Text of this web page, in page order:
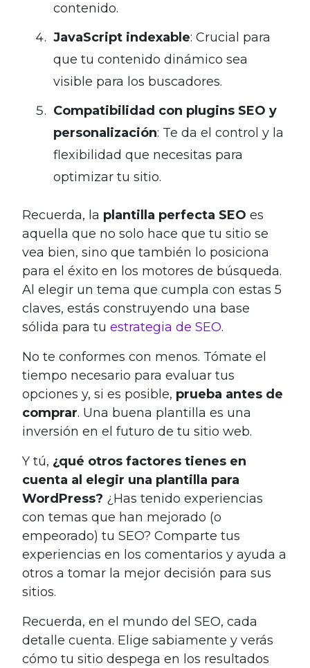
contenido.
JavaScript indexable: Crucial para
que tu contenido dinámico sea
visible para los buscadores.
Compatibilidad con plugins SEO y
personalización: Te da el control y la
flexibilidad que necesitas para
optimizar tu sitio.
Recuerda, la plantilla perfecta SEO es
aquella que no solo hace que tu sitio se
vea bien, sino que también lo posiciona
para el éxito en los motores de búsqueda.
Al elegir un tema que cumpla con estas 5
claves, estás construyendo una base
sólida para tu estrategia de SEO.
No te conformes con menos. Tómate el
tiempo necesario para evaluar tus
opciones y, si es posible, prueba antes de
comprar. Una buena plantilla es una
inversión en el futuro de tu sitio web.
Y tú, ¿qué otros factores tienes en
cuenta al elegir una plantilla para
WordPress? ¿Has tenido experiencias
con temas que han mejorado (o
empeorado) tu SEO? Comparte tus
experiencias en los comentarios y ayuda a
otros a tomar la mejor decisión para sus
sitios.
Recuerda, en el mundo del SEO, cada
detalle cuenta. Elige sabiamente y verás
cómo tu sitio despega en los resultados